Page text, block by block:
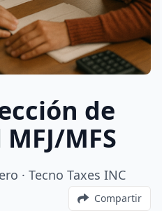
de
MFS
· Tecno Taxes INC
Compartir